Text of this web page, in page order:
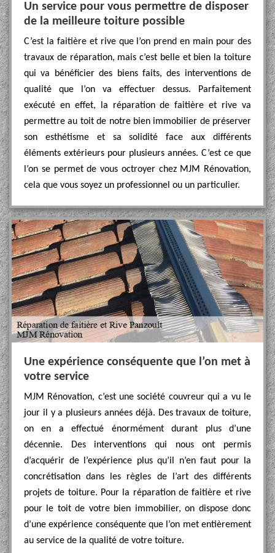
Un service pour vous permettre de disposer
de la meilleure toiture possible
C’est la faitière et rive que l’on prend en main pour des
travaux de réparation, mais c’est belle et bien la toiture
qui va bénéficier des biens faits, des interventions de
qualité que l’on va effectuer dessus. Parfaitement
exécuté en effet, la réparation de faitière et rive va
permettre au toit de notre bien immobilier de préserver
son esthétisme et sa solidité face aux différents
éléments extérieurs pour plusieurs années. C’est ce que
l’on se permet de vous octroyer chez MJM Rénovation,
cela que vous soyez un professionnel ou un particulier.
Une expérience conséquente que l’on met à
votre service
MJM Rénovation, c’est une société couvreur qui a vu le
jour il y a plusieurs années déjà. Des travaux de toiture,
on en a effectué énormément durant plus d’une
décennie. Des interventions qui nous ont permis
d’acquérir de l’expérience plus qu’il n’en faut pour la
concrétisation dans les règles de l’art des différents
projets de toiture. Pour la réparation de faitière et rive
pour le toit de votre bien immobilier, on dispose donc
d’une expérience conséquente que l’on met entièrement
au service de la qualité de votre toiture.